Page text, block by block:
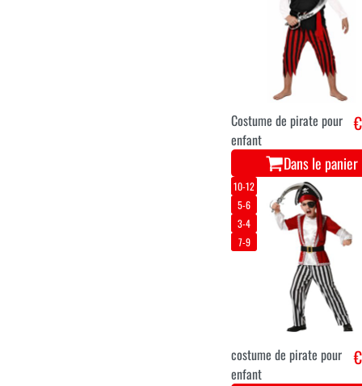
Costume de pirate pour
enfant
Dans le panier
10-12
5-6
3-4
7-9
costume de pirate pour
enfant